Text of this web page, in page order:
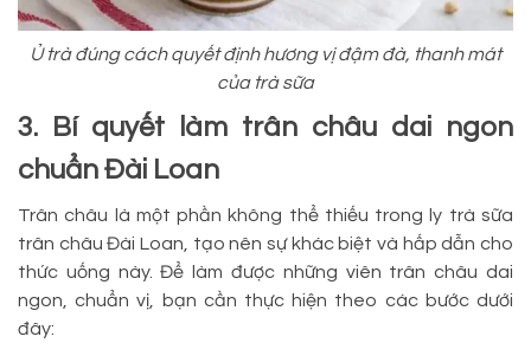
Ủ trà đúng cách quyết định hương vị đậm đà, thanh mát
của trà sữa
3. Bí quyết làm trân châu dai ngon
chuẩn Đài Loan
Trân châu là một phần không thể thiếu trong ly trà sữa
trân châu Đài Loan, tạo nên sự khác biệt và hấp dẫn cho
thức uống này. Để làm được những viên trân châu dai
ngon, chuẩn vị, bạn cần thực hiện theo các bước dưới
đây: